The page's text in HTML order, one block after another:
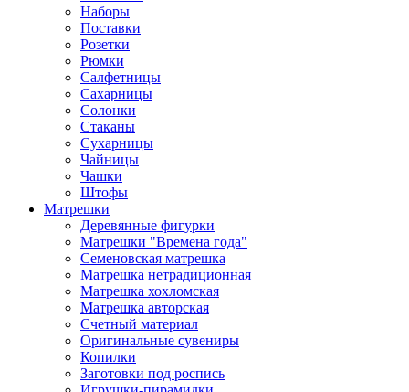
Наборы
Поставки
Розетки
Рюмки
Салфетницы
Сахарницы
Солонки
Стаканы
Сухарницы
Чайницы
Чашки
Штофы
Матрешки
Деревянные фигурки
Матрешки "Времена года"
Семеновская матрешка
Матрешка нетрадиционная
Матрешка хохломская
Матрешка авторская
Счетный материал
Оригинальные сувениры
Копилки
Заготовки под роспись